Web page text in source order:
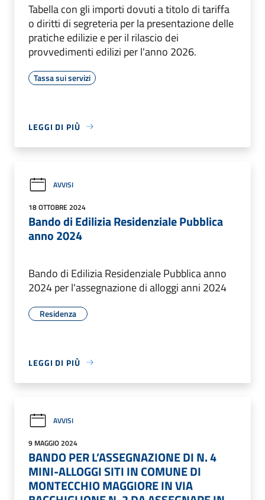
Tabella con gli importi dovuti a titolo di tariffa
o diritti di segreteria per la presentazione delle
pratiche edilizie e per il rilascio dei
provvedimenti edilizi per l'anno 2026.
Tassa sui servizi
LEGGI DI PIÙ
AVVISI
18 OTTOBRE 2024
Bando di Edilizia Residenziale Pubblica
anno 2024
Bando di Edilizia Residenziale Pubblica anno
2024 per l'assegnazione di alloggi anni 2024
Residenza
LEGGI DI PIÙ
AVVISI
9 MAGGIO 2024
BANDO PER L’ASSEGNAZIONE DI N. 4
MINI-ALLOGGI SITI IN COMUNE DI
MONTECCHIO MAGGIORE IN VIA